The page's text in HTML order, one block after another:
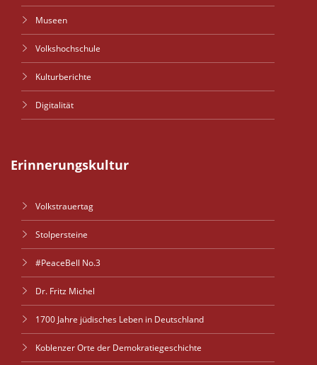
Museen
Volkshochschule
Kulturberichte
Digitalität
Erinnerungskultur
Volkstrauertag
Stolpersteine
#PeaceBell No.3
Dr. Fritz Michel
1700 Jahre jüdisches Leben in Deutschland
Koblenzer Orte der Demokratiegeschichte